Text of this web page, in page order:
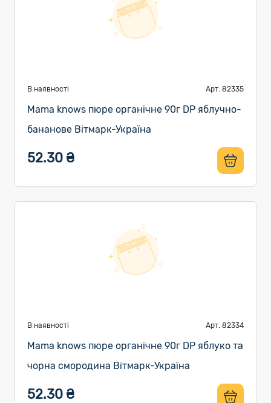
В наявності Арт. 82335
Mama knows пюре органічне 90г DP яблучно-
бананове Вітмарк-Україна
52.30 ₴
В наявності Арт. 82334
Mama knows пюре органічне 90г DP яблуко та
чорна смородина Вітмарк-Україна
52.30 ₴